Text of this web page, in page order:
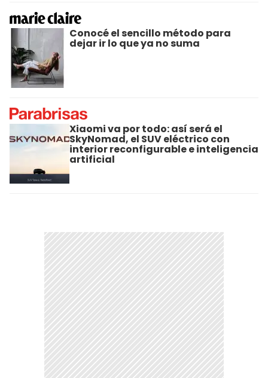
Conocé el sencillo método para
dejar ir lo que ya no suma
Xiaomi va por todo: así será el
SkyNomad, el SUV eléctrico con
interior reconfigurable e inteligencia
artificial